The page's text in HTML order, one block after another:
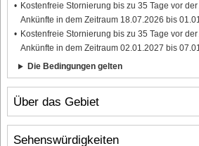
Über das Gebiet
Kostenfreie Stornierung bis zu 35 Tage vor
Ankünfte in dem Zeitraum 18.07.2026 bis
Kostenfreie Stornierung bis zu 35 Tage vor
Ankünfte in dem Zeitraum 02.01.2027 bis
Die Bedingungen gelten
Sehenswürdigkeiten